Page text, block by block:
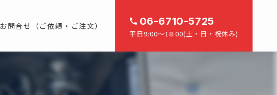
お問合せ（ご依頼・ご注文） 06-6710-5725
平日9:00～18:00(土・日・祝休み)